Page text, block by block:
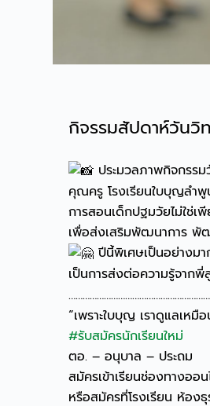
กิจรรมสัปดาห์วันวิ
ประมวลภาพกิจกรร
คุณครู โรงเรียนใบบุญลำพู
การสอนเด็กปฐมวัยไม่ใช่เ
เพื่อส่งเสริมพัฒนาการ พั
ปีนี้พิเศษเป็นอย่างม
เป็นการส่งต่อความรู้จาก
“เพราะใบบุญ เราดูแลเหมื
#รับสมัครนักเรียนใหม่
ตอ. – อนุบาล – ประถม
สมัครเข้าเรียนช่องทางออ
หรือสมัครที่โรงเรียน ห้อง